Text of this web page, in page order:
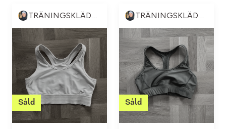
TRÄNINGSKLÄDER & ANNAT 💪🏼😍 TRÄNINGSKLÄDER & ANNAT 💪🏼😍